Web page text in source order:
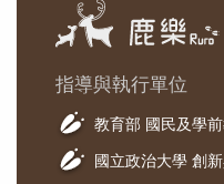
指導與執行單位
教育部 國民及學
國立政治大學 創